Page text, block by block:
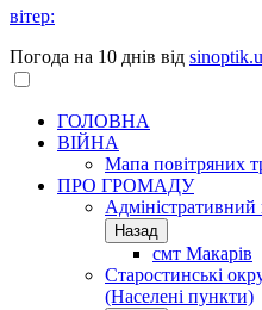
вітер:
Погода на 10 днів від
ГОЛОВНА
ВІЙНА
Мапа повітряних
ПРО ГРОМАДУ
Aдміністративний
Назад
смт Макарів
Старостинські
(Населені пункти)